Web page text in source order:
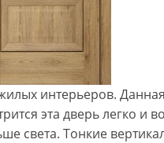
интерьеров.
эта дверь легко и
света. Тонкие